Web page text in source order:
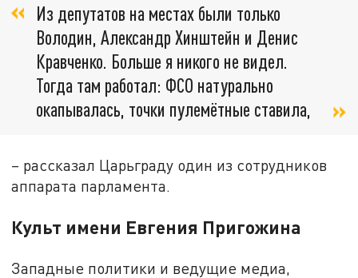
Из депутатов на местах были только
Володин, Александр Хинштейн и Денис
Кравченко. Больше я никого не видел.
Тогда там работал: ФСО натурально
окапывалась, точки пулемётные ставила,
– рассказал Царьграду один из сотрудников
аппарата парламента.
Культ имени Евгения Пригожина
Западные политики и ведущие медиа,